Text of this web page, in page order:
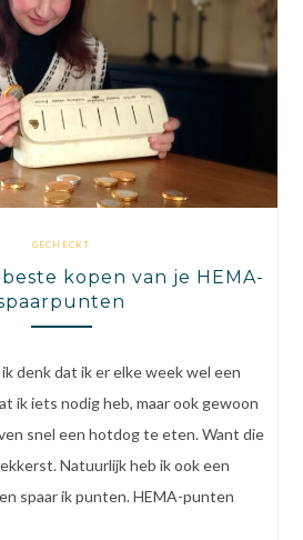
GECHECKT
kopen van je HEMA-
denk dat ik er elke week wel een
ik iets nodig heb, maar ook gewoon
snel een hotdog te eten. Want die
Natuurlijk heb ik ook een
spaar ik punten. HEMA-punten